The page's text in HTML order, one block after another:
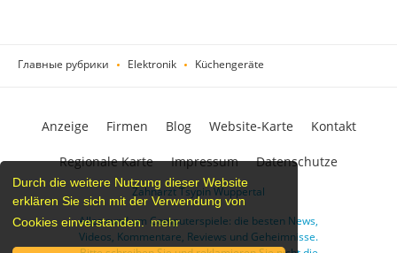
Durch die weitere Nutzung dieser Website
erklären Sie sich mit der Verwendung von
Cookies einverstanden. mehr
Главные рубрики Elektronik Küchengeräte
Zahnarzt Tsypin Wuppertal
Alles rund um Computerspiele: die besten News,
Videos, Kommentare, Reviews und Geheimnisse.
Anzeige Firmen Blog Website-Karte Kontakt
Regionale Karte Impressum Datenschutze